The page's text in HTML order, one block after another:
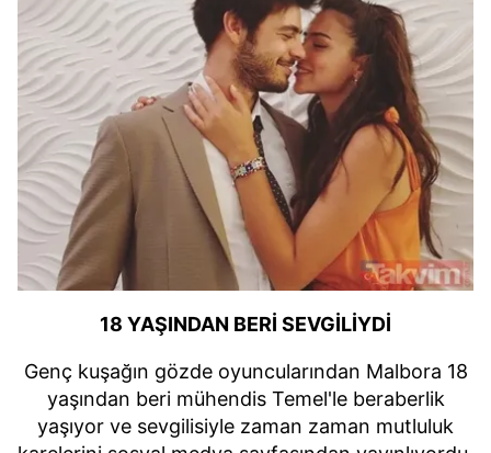
18 YAŞINDAN BERİ SEVGİLİYDİ
Genç kuşağın gözde oyuncularından Malbora 18
yaşından beri mühendis Temel'le beraberlik
yaşıyor ve sevgilisiyle zaman zaman mutluluk